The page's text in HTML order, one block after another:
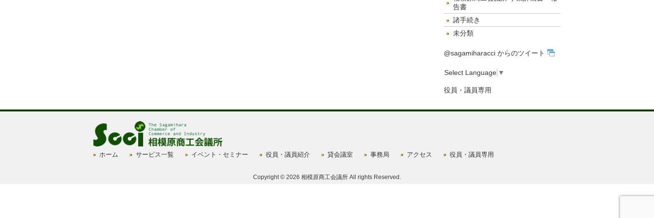
告書
諸手続き
未分類
@sagamiharacci からのツイート
Select Language ▼
役員・議員専用
ホーム サービス一覧 イベント・セミナー 役員・議員紹介 貸会議室 事務局 アクセス 役員・議員専用
Copyright © 2026 相模原商工会議所 All rights Reserved.